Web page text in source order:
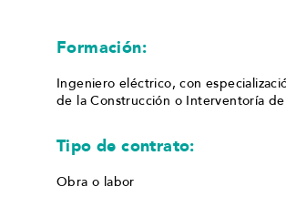
Formación:
Ingeniero eléctrico, con
de la Construcción o Interventoría
Tipo de contrato:
Obra o labor